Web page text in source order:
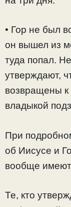
• Гор не был
он вышел из
туда попал.
утверждают,
возвращены к
владыкой
При
об Иисусе и
вообще
Те, кто